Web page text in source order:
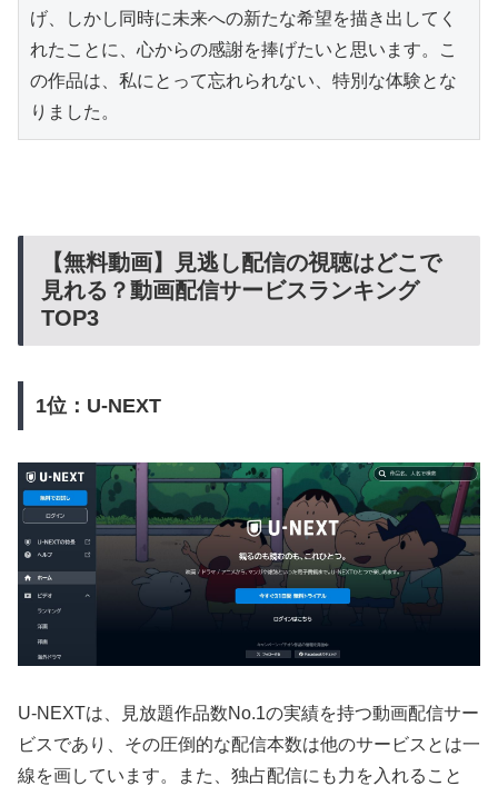
げ、しかし同時に未来への新たな希望を描き出してく
れたことに、心からの感謝を捧げたいと思います。こ
の作品は、私にとって忘れられない、特別な体験とな
りました。
【無料動画】見逃し配信の視聴はどこで
見れる？動画配信サービスランキング
TOP3
1位：U-NEXT
U-NEXTは、見放題作品数No.1の実績を持つ動画配信サー
ビスであり、その圧倒的な配信本数は他のサービスとは一
線を画しています。また、独占配信にも力を入れること